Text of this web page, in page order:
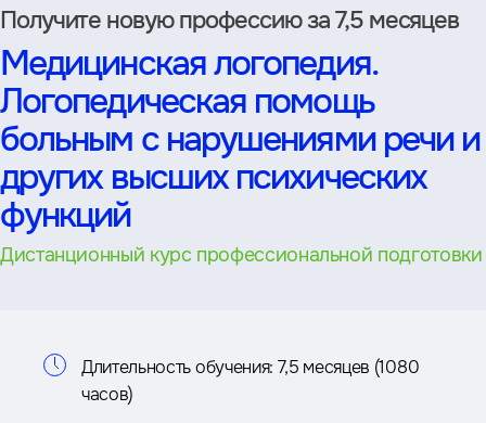
Получите новую профессию за 7,5 месяцев
Медицинская логопедия.
Логопедическая помощь
больным с нарушениями речи и
других высших психических
функций
Дистанционный курс профессиональной подготовки
Информация
Длительность обучения: 7,5 месяцев (1080
часов)